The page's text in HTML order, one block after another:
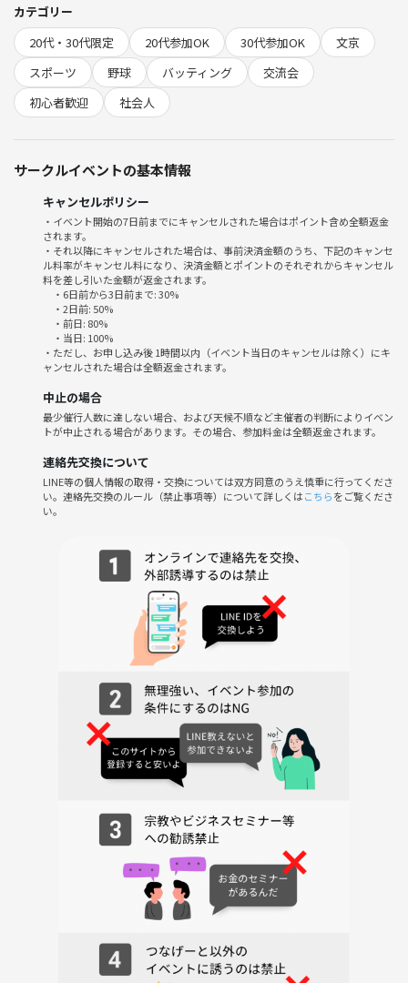
▼アクセス
JR「水道橋駅」西口
都営地下鉄三田線「水道橋駅」A2出口
東京メトロ丸ノ内線・南北線「後楽園駅」2番出口
都営地下鉄大江戸線「春日駅」6番出口
ご了承くださいm(_ _)m
軽く挨拶
バッティングをする⚾️
20:30(終了時間前後する可能性あります🙇‍♀️)
バッティング終了
(バッティング終了後、
希望者のみで
ラーメン食べに行きます🙋‍♀️🍜)
◉参加費
別途プレイ代
みんなとつくっていきたいです😽！
ぜひ、参加お待ちしてます🙌
以下の行為は禁止です。
・ネットワークビジネス
・その他ビジネスの勧誘
・強引な連絡先交換
該当行為があった場合は、
途中退場・コミュニティ退会とさせていただきます🙇‍♀️
参加したい方が参加できるようにしたい為
連絡無しでの不参加はお控え下さい(>_<)！
安心して楽しめる場づくりにご協力お願いします☺️！
カテゴリー
20代・30代限定
20代参加OK 30代参加OK
文京
スポーツ
野球 バッティング
交流会
初心者歓迎
社会人
サークルイベントの基本情報
キャンセルポリシー
・イベント開始の7日前までにキャンセルされた場合はポイント含め全額返金
されます。
・それ以降にキャンセルされた場合は、事前決済金額のうち、下記のキャンセ
ル料率がキャンセル料になり、決済金額とポイントのそれぞれからキャンセル
料を差し引いた金額が返金されます。
・6日前から3日前まで: 30%
・2日前: 50%
・前日: 80%
・当日: 100%
・ただし、お申し込み後 1時間以内（イベント当日のキャンセルは除く）にキ
ャンセルされた場合は全額返金されます。
中止の場合
最少催行人数に達しない場合、および天候不順など主催者の判断によりイベン
トが中止される場合があります。その場合、参加料金は全額返金されます。
連絡先交換について
LINE等の個人情報の取得・交換については双方同意のうえ慎重に行ってくださ
い。連絡先交換のルール（禁止事項等）について詳しくはこちらをご覧くださ
い。